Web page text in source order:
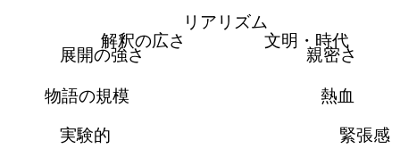
リアリズム
文明・時代
親密さ
熱血
緊張感
実験的
物語の規模
展開の強さ
解釈の広さ